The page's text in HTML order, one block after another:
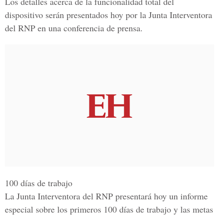
dispositivo serán presentados hoy por la Junta Interventora
del RNP en una conferencia de prensa.
100 días de trabajo
La Junta Interventora del RNP presentará hoy un informe
especial sobre los primeros 100 días de trabajo y las metas